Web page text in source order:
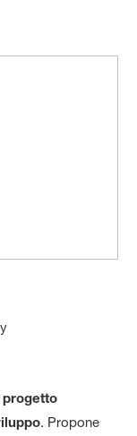
progetto
. Propone